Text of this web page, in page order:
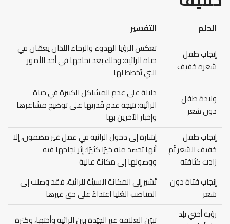
الحلم
التفسير
إنجاب طفل
شعره خفيف
تعكس الرؤيا الهدوء والرخاء اللذان يعمّان في
حياة الرائية؛ وذلك بعد نجاحها في أحد الأمور
التي تُخطط لها
ولادة طفل
دون شعر
دلالة على عدم المشاكل الكبيرة في حياة
الرائية؛ نتيجة عدم قُدرتها على توضيح مشاعرها
وإخبار الآخرين بها
إنجاب طفل
خفيف الشعر ثُم
زادت كثافته
إشارة إلى دخول الرائية في عمل غير مضمون، إلا
أنها تحصد منه خيرًا كثيرًا؛ إثر نجاحها فيه
ووصولها إلى مكانة عالية
إنجاب فتاة دون
شعر
تُشير إلى المكانة السيئة للرائية، فقد وصلت إلى
المناصب العُليا اعتداءً على حق غيرها
رؤية أختي تلِد
تبيّن العلاقة غير الجيّدة بين الرائية وأختها، وكثرة